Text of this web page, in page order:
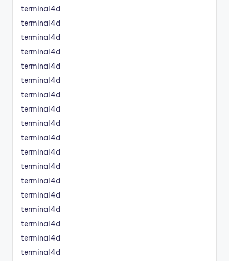
terminal4d
terminal4d
terminal4d
terminal4d
terminal4d
terminal4d
terminal4d
terminal4d
terminal4d
terminal4d
terminal4d
terminal4d
terminal4d
terminal4d
terminal4d
terminal4d
terminal4d
terminal4d